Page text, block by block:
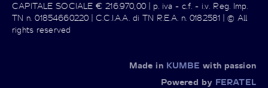
CAPITALE SOCIALE € 216.970,00 | p. iva - c.f. - i.v. Reg. Imp.
TN n. 01854660220 | C.C.I.A.A. di TN R.E.A. n. 0182581 | © All
rights reserved
Made in KUMBE with passion
Powered by FERATEL